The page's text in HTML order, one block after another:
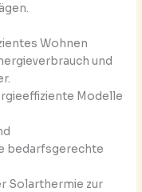
Wohnen
und
Modelle
bedarfsgerechte
Solarthermie zur